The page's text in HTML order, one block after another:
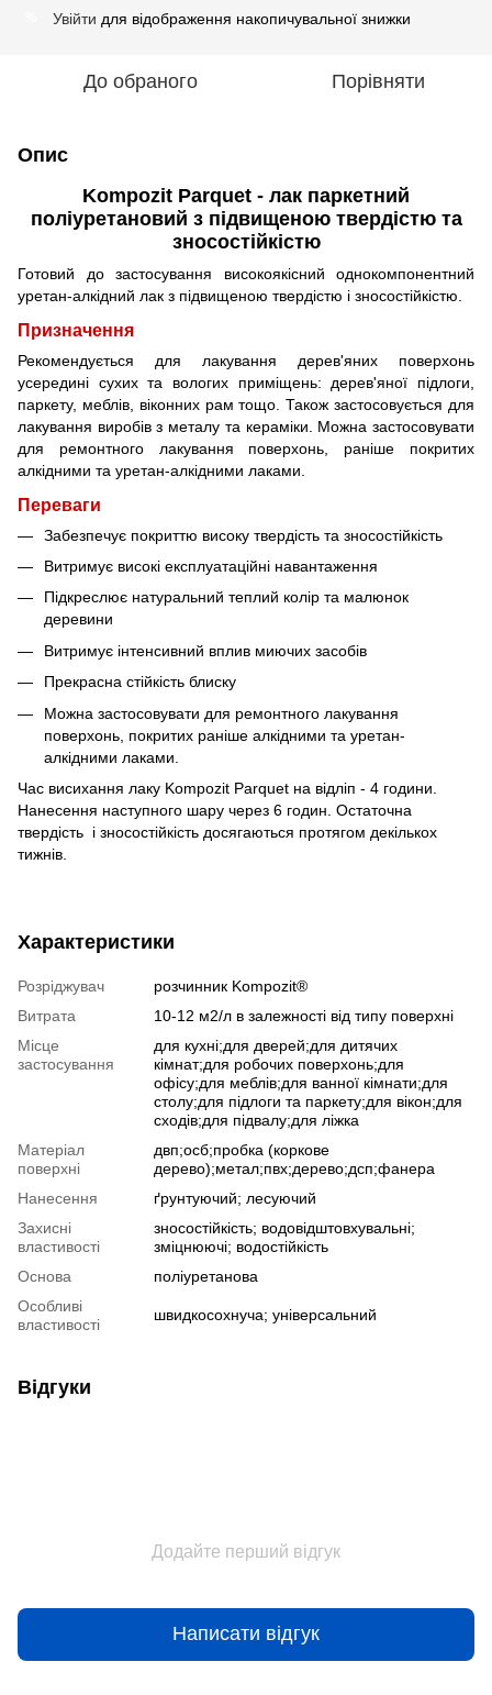
Увійти для відображення накопичувальної знижки
До обраного Порівняти
Опис
Kompozit Parquet - лак паркетний
поліуретановий з підвищеною твердістю та
зносостійкістю
Готовий до застосування високоякісний однокомпонентний
уретан-алкідний лак з підвищеною твердістю і зносостійкістю.
Призначення
Рекомендується для лакування дерев'яних поверхонь
усередині сухих та вологих приміщень: дерев'яної підлоги,
паркету, меблів, віконних рам тощо. Також застосовується для
лакування виробів з металу та кераміки. Можна застосовувати
для ремонтного лакування поверхонь, раніше покритих
алкідними та уретан-алкідними лаками.
Переваги
Забезпечує покриттю високу твердість та зносостійкість
Витримує високі експлуатаційні навантаження
Підкреслює натуральний теплий колір та малюнок
деревини
Витримує інтенсивний вплив миючих засобів
Прекрасна стійкість блиску
Можна застосовувати для ремонтного лакування
поверхонь, покритих раніше алкідними та уретан-
алкідними лаками.
Час висихання лаку Kompozit Parquet на відліп - 4 години.
Нанесення наступного шару через 6 годин. Остаточна
твердість і зносостійкість досягаються протягом декількох
тижнів.
Характеристики
Розріджувач
розчинник Kompozit®
Витрата
10-12 м2/л в залежності від типу поверхні
Місце
застосування
для кухні;для дверей;для дитячих
кімнат;для робочих поверхонь;для
офісу;для меблів;для ванної кімнати;для
столу;для підлоги та паркету;для вікон;для
сходів;для підвалу;для ліжка
Матеріал
поверхні
двп;осб;пробка (коркове
дерево);метал;пвх;дерево;дсп;фанера
Нанесення
ґрунтуючий; лесуючий
Захисні
властивості
зносостійкість; водовідштовхувальні;
зміцнюючі; водостійкість
Основа
поліуретанова
Особливі
властивості
швидкосохнуча; універсальний
Відгуки
Додайте перший відгук
Написати відгук